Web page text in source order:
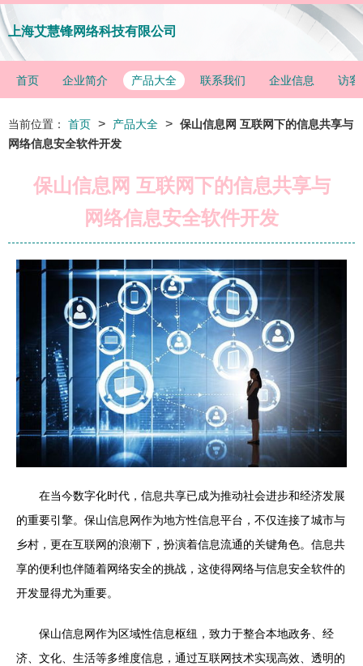
上海艾慧锋网络科技有限公司
首页 企业简介 产品大全 联系我们 企业信息 访客
当前位置： 首页 > 产品大全 > 保山信息网 互联网下的信息共享与
网络信息安全软件开发
保山信息网 互联网下的信息共享与
网络信息安全软件开发
在当今数字化时代，信息共享已成为推动社会进步和经济发展
的重要引擎。保山信息网作为地方性信息平台，不仅连接了城市与
乡村，更在互联网的浪潮下，扮演着信息流通的关键角色。信息共
享的便利也伴随着网络安全的挑战，这使得网络与信息安全软件的
开发显得尤为重要。
保山信息网作为区域性信息枢纽，致力于整合本地政务、经
济、文化、生活等多维度信息，通过互联网技术实现高效、透明的